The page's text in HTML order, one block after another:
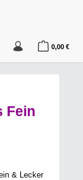
hast 0 Produkte
0,00 €
Fein